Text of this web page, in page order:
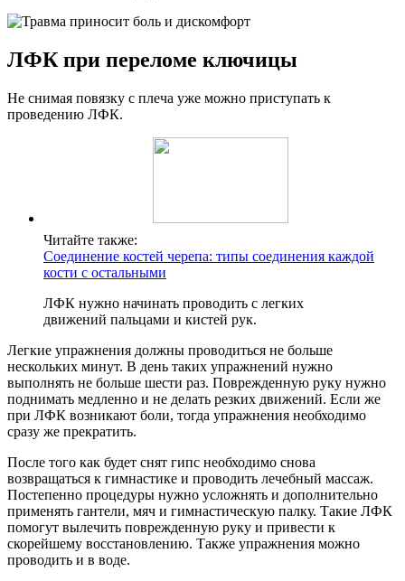
ЛФК при переломе ключицы
Не снимая повязку с плеча уже можно приступать к
проведению ЛФК.
Читайте также:
Соединение костей черепа: типы соединения каждой
кости с остальными
ЛФК нужно начинать проводить с легких
движений пальцами и кистей рук.
Легкие упражнения должны проводиться не больше
нескольких минут. В день таких упражнений нужно
выполнять не больше шести раз. Поврежденную руку нужно
поднимать медленно и не делать резких движений. Если же
при ЛФК возникают боли, тогда упражнения необходимо
сразу же прекратить.
После того как будет снят гипс необходимо снова
возвращаться к гимнастике и проводить лечебный массаж.
Постепенно процедуры нужно усложнять и дополнительно
применять гантели, мяч и гимнастическую палку. Такие ЛФК
помогут вылечить поврежденную руку и привести к
скорейшему восстановлению. Также упражнения можно
проводить и в воде.